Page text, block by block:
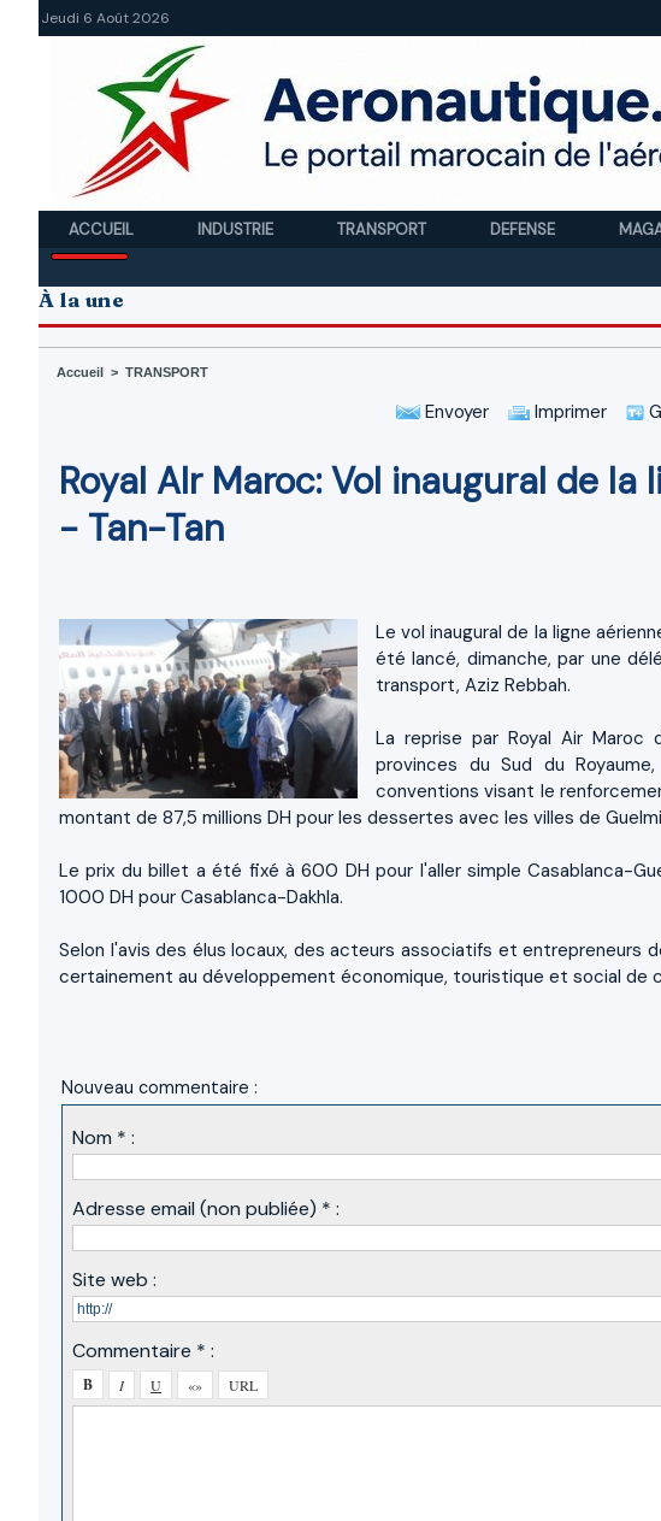
Jeudi 6 Août 2026
ACCUEIL INDUSTRIE TRANSPORT DEFENSE
À la une
Accueil > TRANSPORT
Envoyer Imprimer
Royal AIr Maroc: Vol inaugural de
- Tan-Tan
Le vol inaugural de la ligne
été lancé, dimanche, par une
transport, Aziz Rebbah.
La reprise par Royal Air
provinces du Sud du
conventions visant le
montant de 87,5 millions DH pour les dessertes avec les villes de
Le prix du billet a été fixé à 600 DH pour l'aller simple Casablanca-
1000 DH pour Casablanca-Dakhla.
Selon l'avis des élus locaux, des acteurs associatifs et entrepreneurs
certainement au développement économique, touristique et social de
Nouveau commentaire :
Nom * :
Adresse email (non publiée) * :
Site web :
Commentaire * :